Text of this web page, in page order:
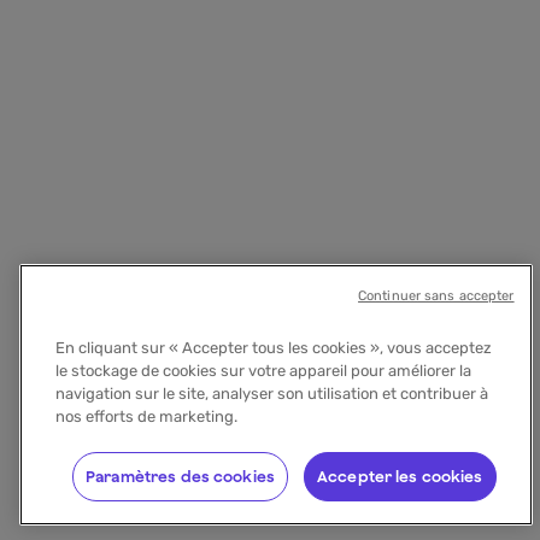
En cliquant sur « Accepter tous les cookies », vous acceptez
le stockage de cookies sur votre appareil pour améliorer la
navigation sur le site, analyser son utilisation et contribuer à
nos efforts de marketing.
Accepter les cookies
Paramètres des cookies
Continuer sans accepter